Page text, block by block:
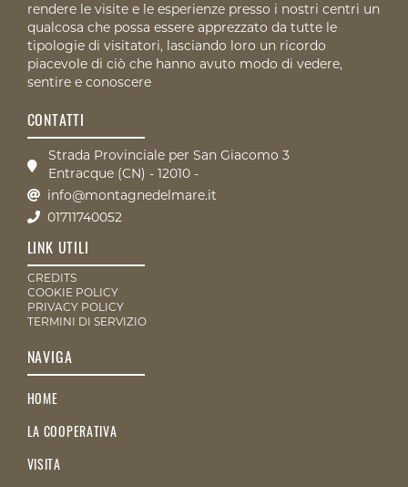
rendere le visite e le esperienze presso i nostri centri un
qualcosa che possa essere apprezzato da tutte le
tipologie di visitatori, lasciando loro un ricordo
piacevole di ciò che hanno avuto modo di vedere,
sentire e conoscere
CONTATTI
Strada Provinciale per San Giacomo 3
Entracque (CN) - 12010 -
info@montagnedelmare.it
01711740052
LINK UTILI
CREDITS
COOKIE POLICY
PRIVACY POLICY
TERMINI DI SERVIZIO
NAVIGA
HOME
LA COOPERATIVA
VISITA